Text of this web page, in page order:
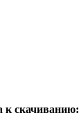
к скачиванию: